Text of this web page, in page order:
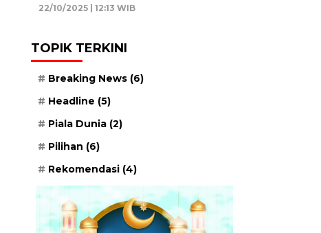
22/10/2025 | 12:13 WIB
TOPIK TERKINI
Breaking News (6)
Headline (5)
Piala Dunia (2)
Pilihan (6)
Rekomendasi (4)